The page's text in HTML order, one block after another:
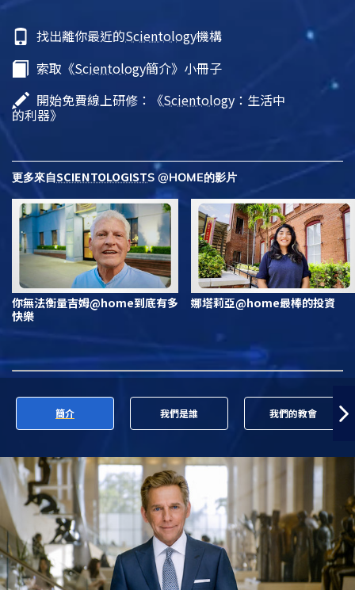
找出離你最近的Scientology機構
索取《Scientology簡介》小冊子
開始免費線上研修：《Scientology ：生活中
的利器》
更多來自SCIENTOLOGISTS @HOME的影片
你無法衡量吉姆@home到底有多
快樂
娜塔莉亞@home最棒的投資
簡介 我們是誰 我們的教會